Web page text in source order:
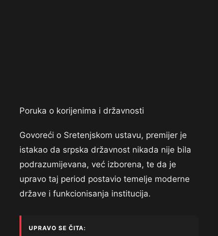
Poruka o korijenima i državnosti
Govoreći o Sretenjskom ustavu, premijer je
istakao da srpska državnost nikada nije bila
podrazumijevana, već izborena, te da je
upravo taj period postavio temelje moderne
države i funkcionisanja institucija.
UPRAVO SE ČITA: